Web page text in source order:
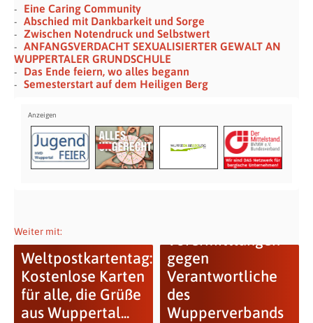
Eine Caring Community
Abschied mit Dankbarkeit und Sorge
Zwischen Notendruck und Selbstwert
ANFANGSVERDACHT SEXUALISIERTER GEWALT AN
WUPPERTALER GRUNDSCHULE
Das Ende feiern, wo alles begann
Semesterstart auf dem Heiligen Berg
Weiter mit:
Weltpostkartentag:
Kostenlose Karten
für alle, die Grüße
aus Wuppertal...
Vorermittlungen
gegen
Verantwortliche
des
Wupperverbands